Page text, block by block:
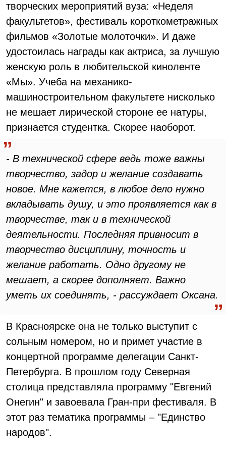
творческих мероприятий вуза: «Неделя
факультетов», фестиваль короткометражных
фильмов «Золотые молоточки». И даже
удостоилась награды как актриса, за лучшую
женскую роль в любительской киноленте
«Мы». Учеба на механико-
машиностроительном факультете нисколько
не мешает лирической стороне ее натуры,
признается студентка. Скорее наоборот.
- В технической сфере ведь тоже важны
творчество, задор и желание создавать
новое. Мне кажется, в любое дело нужно
вкладывать душу, и это проявляется как в
творчестве, так и в технической
деятельности. Последняя привносит в
творчество дисциплину, точность и
желание работать. Одно другому не
мешает, а скорее дополняет. Важно
уметь их соединять, - рассуждает Оксана.
В Красноярске она не только выступит с
сольным номером, но и примет участие в
концертной программе делегации Санкт-
Петербурга. В прошлом году Северная
столица представляла программу "Евгений
Онегин" и завоевала Гран-при фестиваля. В
этот раз тематика программы – "Единство
народов".